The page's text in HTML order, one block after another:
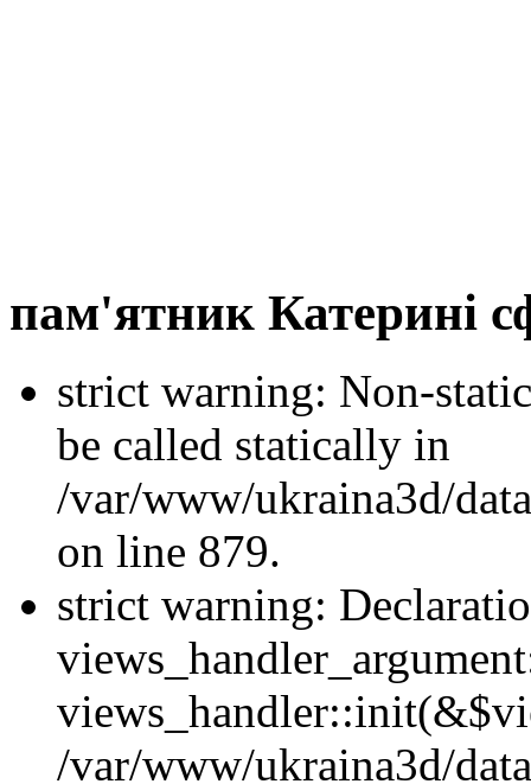
пам'ятник Катерині
strict warning: Non-
be called statically in
/var/www/ukraina3d/
on line 879.
strict warning:
/var/www/ukraina3d/